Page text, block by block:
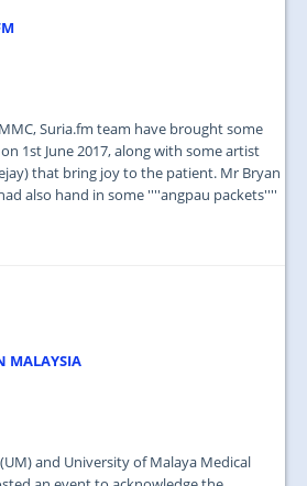
Suria.fm team have brought some
1st June 2017, along with some artist
that bring joy to the patient. Mr Bryan
also hand in some ''''angpau packets''''
MALAYSIA
and University of Malaya Medical